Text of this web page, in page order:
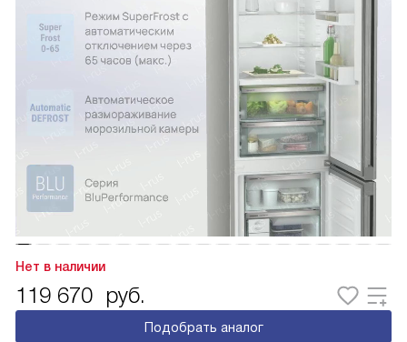
Нет в наличии
119 670 руб.
Подобрать аналог